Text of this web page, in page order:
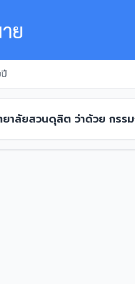
าลัยสวนดุสิต ว่าด้วย กร